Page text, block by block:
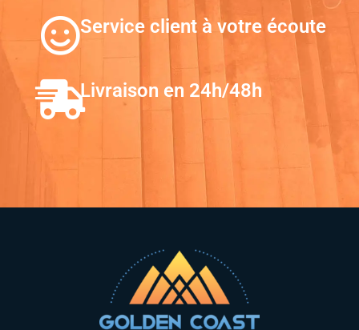
Service client à votre écoute
Livraison en 24h/48h